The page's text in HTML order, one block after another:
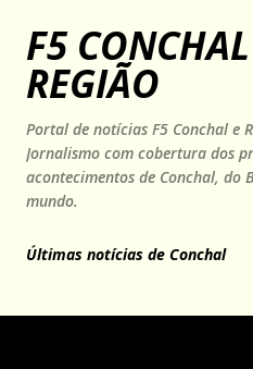
Pular para o
F5
REGIÃO
Portal de notícias F5 Conchal e
Jornalismo com cobertura dos
acontecimentos de Conchal, do
mundo.
Últimas notícias de Conchal